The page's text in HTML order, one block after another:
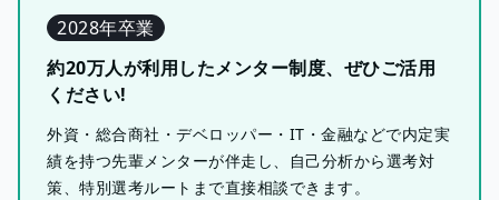
2028年卒業
約20万人が利用したメンター制度、ぜひご活用
ください!
外資・総合商社・デベロッパー・IT・金融などで内定実
績を持つ先輩メンターが伴走し、自己分析から選考対
策、特別選考ルートまで直接相談できます。